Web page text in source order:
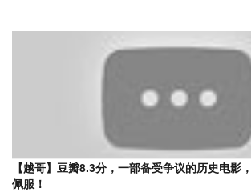
【越哥】豆瓣8.3分，一部备受争议的历史电影
佩服！